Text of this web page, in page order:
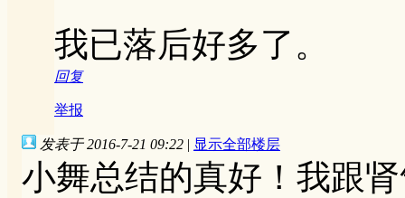
我已落后好多了。
回复
举报
发表于 2016-7-21 09:22 | 显示全部楼层
小舞总结的真好！我跟